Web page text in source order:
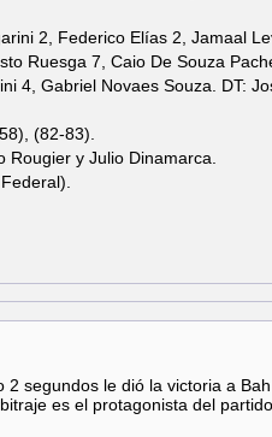
2, Federico Elías 2, Jamaal
Ruesga 7, Caio De Souza
4, Gabriel Novaes Souza. DT:
(82-83).
Rougier y Julio Dinamarca.
2 segundos le dió la victoria a
es el protagonista del